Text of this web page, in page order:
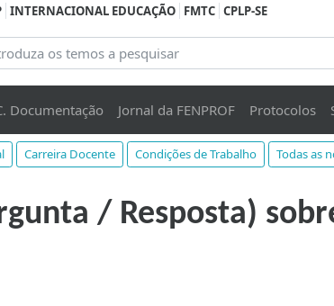
INTERNACIONAL EDUCAÇÃO FMTC CPLP-SE
Documentação Jornal da FENPROF Protocolos
Carreira Docente Condições de Trabalho
Todas as
/ Resposta)